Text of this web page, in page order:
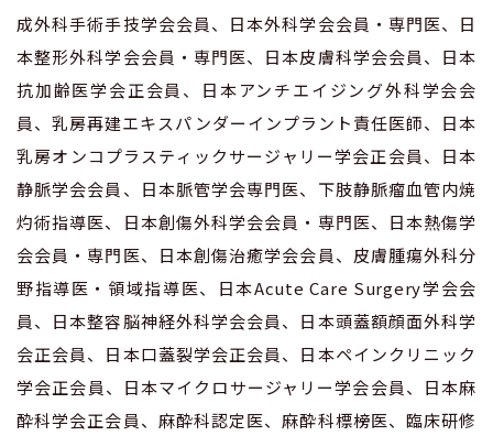
成外科手術手技学会会員、日本外科学会会員・専門医、日
本整形外科学会会員・専門医、日本皮膚科学会会員、日本
抗加齢医学会正会員、日本アンチエイジング外科学会会
員、乳房再建エキスパンダーインプラント責任医師、日本
乳房オンコプラスティックサージャリー学会正会員、日本
静脈学会会員、日本脈管学会専門医、下肢静脈瘤血管内焼
灼術指導医、日本創傷外科学会会員・専門医、日本熱傷学
会会員・専門医、日本創傷治癒学会会員、皮膚腫瘍外科分
野指導医・領域指導医、日本Acute Care Surgery学会会
員、日本整容脳神経外科学会会員、日本頭蓋額顔面外科学
会正会員、日本口蓋裂学会正会員、日本ペインクリニック
学会正会員、日本マイクロサージャリー学会会員、日本麻
酔科学会正会員、麻酔科認定医、麻酔科標榜医、臨床研修